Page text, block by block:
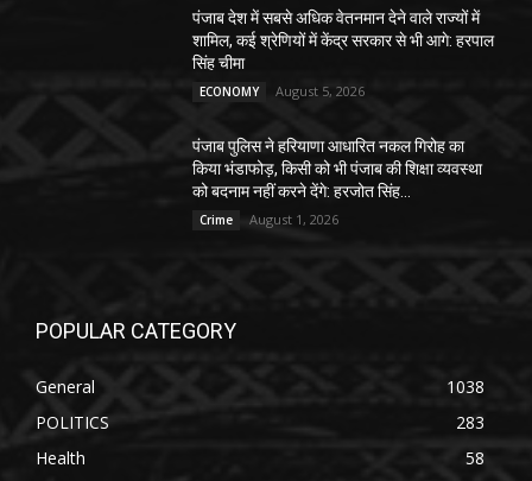
पंजाब देश में सबसे अधिक वेतनमान देने वाले राज्यों में
शामिल, कई श्रेणियों में केंद्र सरकार से भी आगे: हरपाल
सिंह चीमा
ECONOMY August 5, 2026
पंजाब पुलिस ने हरियाणा आधारित नकल गिरोह का
किया भंडाफोड़, किसी को भी पंजाब की शिक्षा व्यवस्था
को बदनाम नहीं करने देंगे: हरजोत सिंह...
Crime August 1, 2026
POPULAR CATEGORY
General
1038
POLITICS
283
Health
58